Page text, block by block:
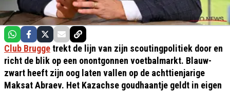
Club Bruggetrekt de lijn van zijn scoutingpolitiek door en
richt de blik op een onontgonnen voetbalmarkt. Blauw-
zwart heeft zijn oog laten vallen op de achttienjarige
Maksat Abraev. Het Kazachse goudhaantje geldt in eigen